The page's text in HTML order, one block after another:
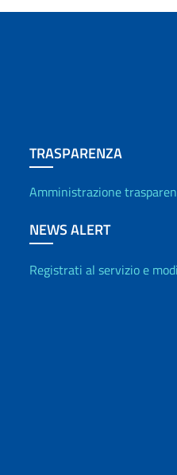
TRASPARENZA
Amministrazione
NEWS ALERT
Registrati al servizio e